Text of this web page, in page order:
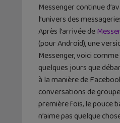
Messenger continue
l’univers des
Après l’arrivée de
(pour Android), une
Messenger, voici
quelques jours que
à la manière de
conversations de
première fois, le pouce
n’aime pas quelque